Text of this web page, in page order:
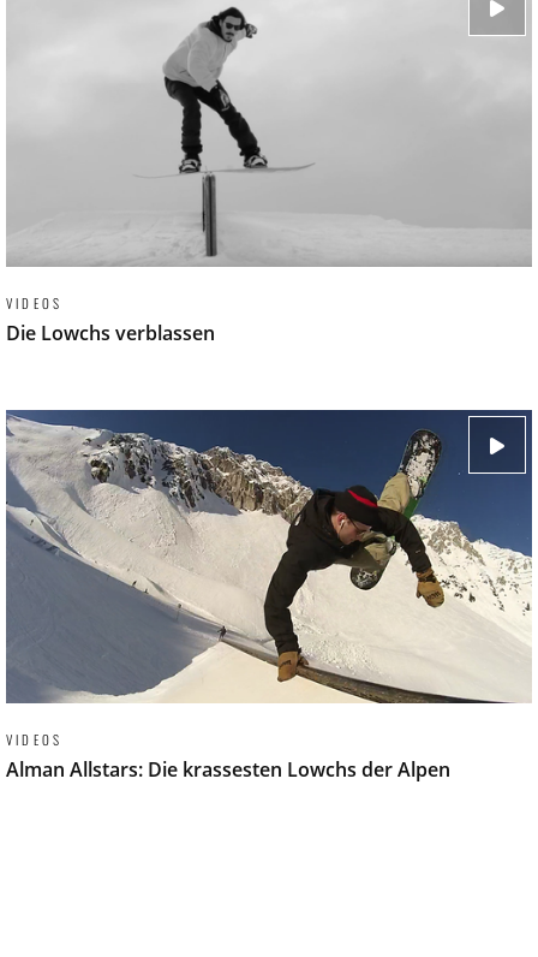
VIDEOS
Die Lowchs verblassen
VIDEOS
Alman Allstars: Die krassesten Lowchs der Alpen